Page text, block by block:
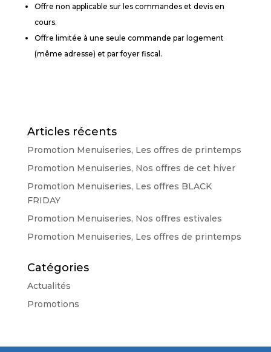
Offre non applicable sur les commandes et devis en
cours.
Offre limitée à une seule commande par logement
(même adresse) et par foyer fiscal.
Articles récents
Promotion Menuiseries, Les offres de printemps
Promotion Menuiseries, Nos offres de cet hiver
Promotion Menuiseries, Les offres BLACK
FRIDAY
Promotion Menuiseries, Nos offres estivales
Promotion Menuiseries, Les offres de printemps
Catégories
Actualités
Promotions